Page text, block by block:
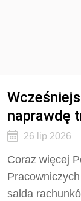
naprawdę
26 lip 2026
Coraz więcej
salda